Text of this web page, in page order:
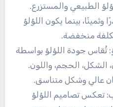
الطبيعي والمستزرع.
وثمينًا، بينما يكون اللؤلؤ
منخفضة.
تُقاس جودة اللؤلؤ بواسطة
الشكل، الحجم، واللون.
عالي وشكل متناسق.
تعكس تصاميم اللؤلؤ